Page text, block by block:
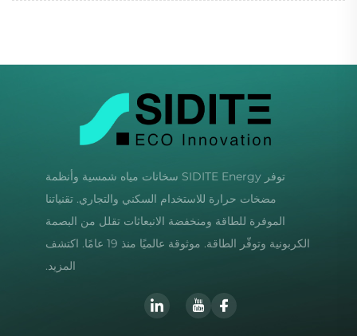
توفر SIDITE Energy سخانات مياه شمسية وأنظمة
مضخات حرارة للاستخدام السكني والتجاري. تقنياتنا
الموفرة للطاقة ومنخفضة الانبعاثات تقلل من البصمة
الكربونية وتوفّر الطاقة. موثوقة عالميًا منذ 19 عامًا. اكتشف
المزيد.